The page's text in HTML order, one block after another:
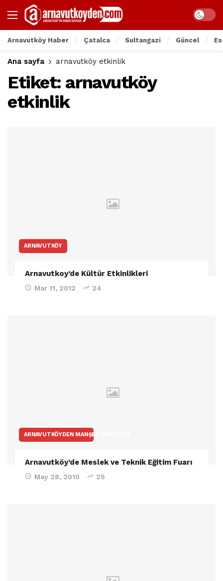
Arnavutköy Haber Çatalca Sultangazi Güncel
Ana sayfa arnavutköy etkinlik
Etiket: arnavutköy
etkinlik
ARNAVUTKÖY
Arnavutkoy’de Kültür Etkinlikleri
Mar 11, 2012 24
ARNAVUTKÖYDEN MANŞET HABERLER
Arnavutköy’de Meslek ve Teknik Eğitim Fuarı
May 28, 2010 25